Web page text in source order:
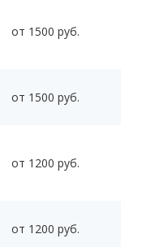
от 1500 руб.
от 1500 руб.
от 1200 руб.
от 1200 руб.